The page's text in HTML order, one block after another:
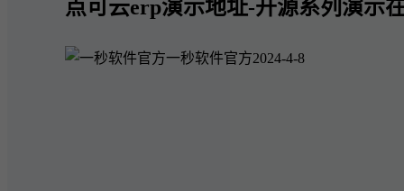
点可云erp演示地址-开源系列演示
一秒软件官方2024-4-8